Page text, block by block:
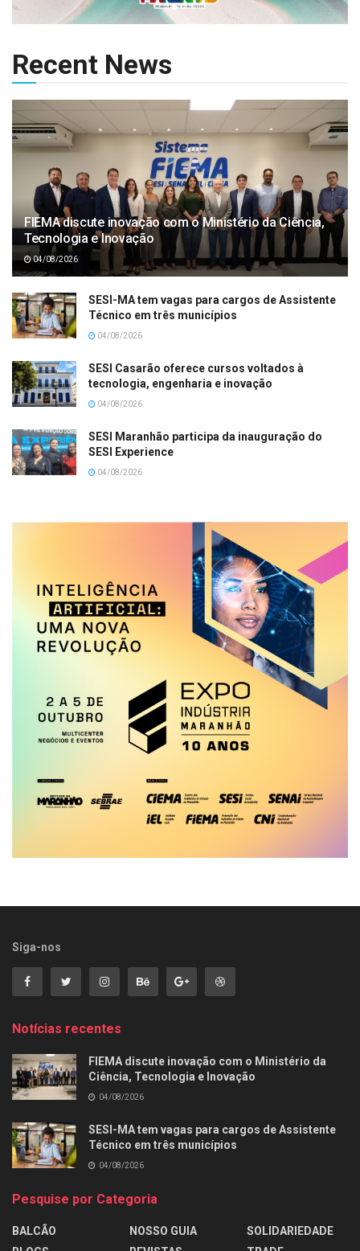
Recent News
FIEMA discute inovação com o Ministério da Ciência,
Tecnologia e Inovação
04/08/2026
SESI-MA tem vagas para cargos de Assistente
Técnico em três municípios
04/08/2026
SESI Casarão oferece cursos voltados à
tecnologia, engenharia e inovação
04/08/2026
SESI Maranhão participa da inauguração do
SESI Experience
04/08/2026
Siga-nos
Notícias recentes
FIEMA discute inovação com o Ministério da
Ciência, Tecnologia e Inovação
04/08/2026
SESI-MA tem vagas para cargos de Assistente
Técnico em três municípios
04/08/2026
Pesquise por Categoria
BALCÃO
NOSSO GUIA
SOLIDARIEDADE